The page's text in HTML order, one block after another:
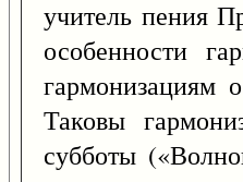
учитель пения
особенности
гармонизациям
Таковы
субботы